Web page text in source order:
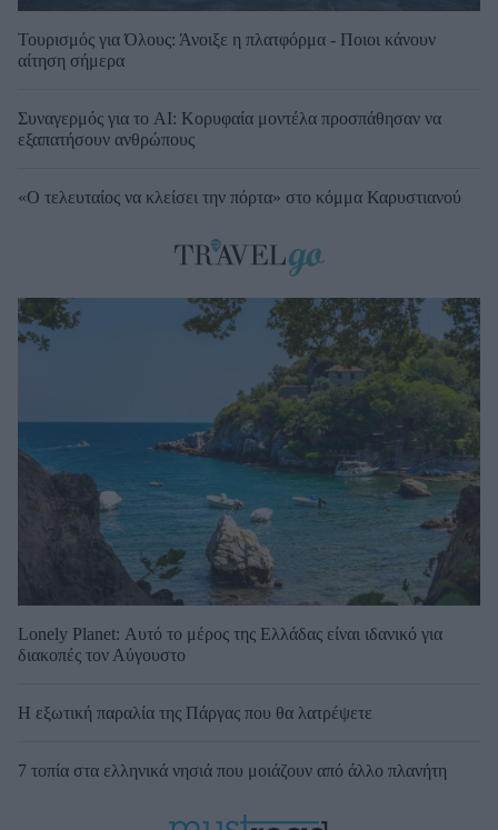
Τουρισμός για Όλους: Άνοιξε η πλατφόρμα - Ποιοι κάνουν
αίτηση σήμερα
Συναγερμός για το AI: Κορυφαία μοντέλα προσπάθησαν να
εξαπατήσουν ανθρώπους
«Ο τελευταίος να κλείσει την πόρτα» στο κόμμα Καρυστιανού
Lonely Planet: Αυτό το μέρος της Ελλάδας είναι ιδανικό για
διακοπές τον Αύγουστο
Η εξωτική παραλία της Πάργας που θα λατρέψετε
7 τοπία στα ελληνικά νησιά που μοιάζουν από άλλο πλανήτη